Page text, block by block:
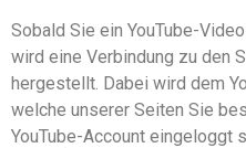
Sobald Sie ein YouTube-
wird eine Verbindung zu den
hergestellt. Dabei wird dem
welche unserer Seiten Sie
YouTube-Account eingeloggt